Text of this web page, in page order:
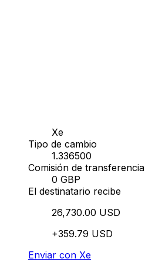
Xe
Tipo de cambio
1.336500
Comisión de transferencia
0 GBP
El destinatario recibe
26,730.00 USD
+359.79 USD
Enviar con Xe